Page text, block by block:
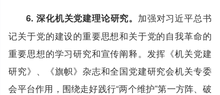
6. 深化机关党建理论研究。 加强对习近平总书
记关于党的建设的重要思想和关于党的自我革命的
重要思想的学习研究和宣传阐释。发挥《机关党建
研究》、《旗帜》杂志和全国党建研究会机关专委
会平台作用，围绕走好践行“两个维护”第一方阵、破